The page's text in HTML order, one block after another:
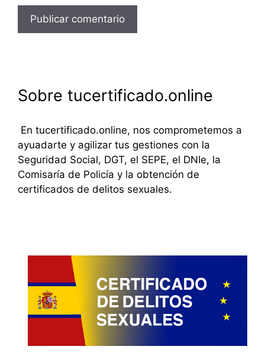
Sobre tucertificado.online
En tucertificado.online, nos comprometemos a
ayuadarte y agilizar tus gestiones con la
Seguridad Social, DGT, el SEPE, el DNIe, la
Comisaría de Policía y la obtención de
certificados de delitos sexuales.